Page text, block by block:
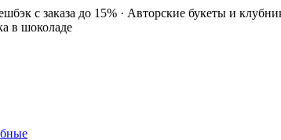
с заказа до 15% · Авторские букеты и
в шоколаде